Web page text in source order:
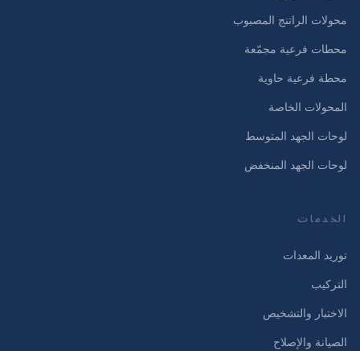
محولات الراتنج المصبوب
محطات فرعية مجمّعة
محطة فرعية حاوية
المحولات الخاصة
لوحات الجهد المتوسط
لوحات الجهد المنخفض
الخدمات
توريد المعدات
التركيب
الاختبار والتشخيص
الصيانة والإصلاح